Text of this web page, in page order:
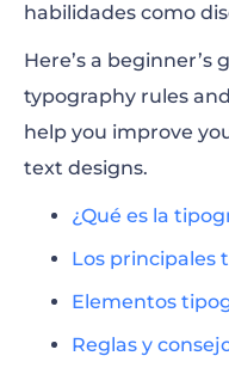
habilidades como
Here’s a
typography rules
help you improve
text designs.
¿Qué es la
Los principales
Elementos
Reglas y